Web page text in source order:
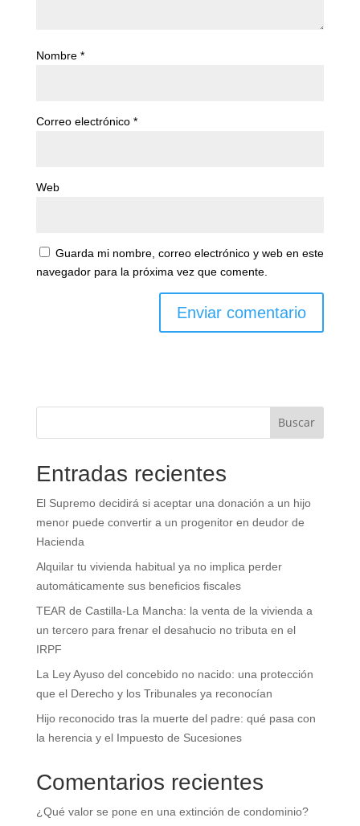
Nombre *
Correo electrónico *
Web
Guarda mi nombre, correo electrónico y web en este
navegador para la próxima vez que comente.
Buscar
Entradas recientes
El Supremo decidirá si aceptar una donación a un hijo
menor puede convertir a un progenitor en deudor de
Hacienda
Alquilar tu vivienda habitual ya no implica perder
automáticamente sus beneficios fiscales
TEAR de Castilla-La Mancha: la venta de la vivienda a
un tercero para frenar el desahucio no tributa en el
IRPF
La Ley Ayuso del concebido no nacido: una protección
que el Derecho y los Tribunales ya reconocían
Hijo reconocido tras la muerte del padre: qué pasa con
la herencia y el Impuesto de Sucesiones
Comentarios recientes
¿Qué valor se pone en una extinción de condominio?